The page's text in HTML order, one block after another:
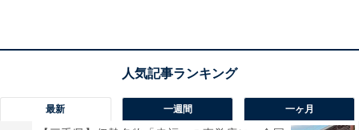
最新 一週間 一ヶ月